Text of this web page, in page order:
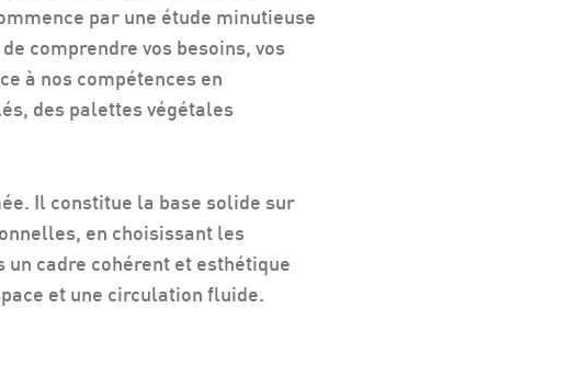
par une étude minutieuse
comprendre vos besoins, vos
à nos compétences en
des palettes végétales
Il constitue la base solide sur
en choisissant les
cadre cohérent et esthétique
et une circulation fluide.